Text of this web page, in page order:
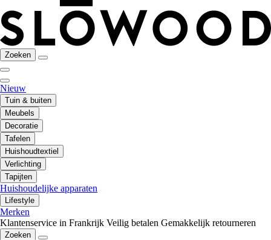
Zoeken
Nieuw
Tuin & buiten
Meubels
Decoratie
Tafelen
Huishoudtextiel
Verlichting
Tapijten
Huishoudelijke apparaten
Lifestyle
Merken
Klantenservice in Frankrijk Veilig betalen Gemakkelijk retourneren
Zoeken